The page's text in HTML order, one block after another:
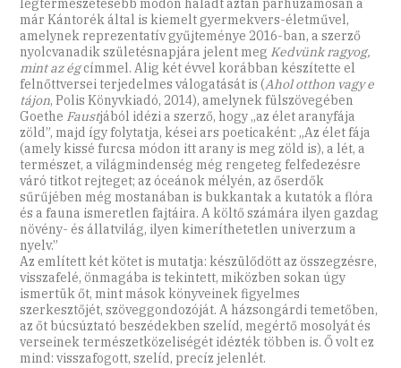
legtermészetesebb módon haladt aztán párhuzamosan a
már Kántorék által is kiemelt gyermekvers-életművel,
amelynek reprezentatív gyűjteménye 2016-ban, a szerző
nyolcvanadik születésnapjára jelent meg Kedvünk ragyog,
mint az égcímmel. Alig két évvel korábban készítette el
felnőttversei terjedelmes válogatását is (Ahol otthon vagy e
tájon, Polis Könyvkiadó, 2014), amelynek fülszövegében
Goethe Faustjából idézi a szerző, hogy „az élet aranyfája
zöld”, majd így folytatja, kései ars poeticaként: „Az élet fája
(amely kissé furcsa módon itt arany is meg zöld is), a lét, a
természet, a világmindenség még rengeteg felfedezésre
váró titkot rejteget; az óceánok mélyén, az őserdők
sűrűjében még mostanában is bukkantak a kutatók a flóra
és a fauna ismeretlen fajtáira. A költő számára ilyen gazdag
növény- és állatvilág, ilyen kimeríthetetlen univerzum a
nyelv.”
Az említett két kötet is mutatja: készülődött az összegzésre,
visszafelé, önmagába is tekintett, miközben sokan úgy
ismertük őt, mint mások könyveinek figyelmes
szerkesztőjét, szöveggondozóját. A házsongárdi temetőben,
az őt búcsúztató beszédekben szelíd, megértő mosolyát és
verseinek természetközeliségét idézték többen is. Ő volt ez
mind: visszafogott, szelíd, precíz jelenlét.